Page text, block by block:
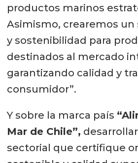
productos marinos
Asimismo, crearemos un
y sostenibilidad para
destinados al mercado
garantizando calidad y
consumidor”.
Y sobre la marca país
Mar de Chile”,
sectorial que certifique